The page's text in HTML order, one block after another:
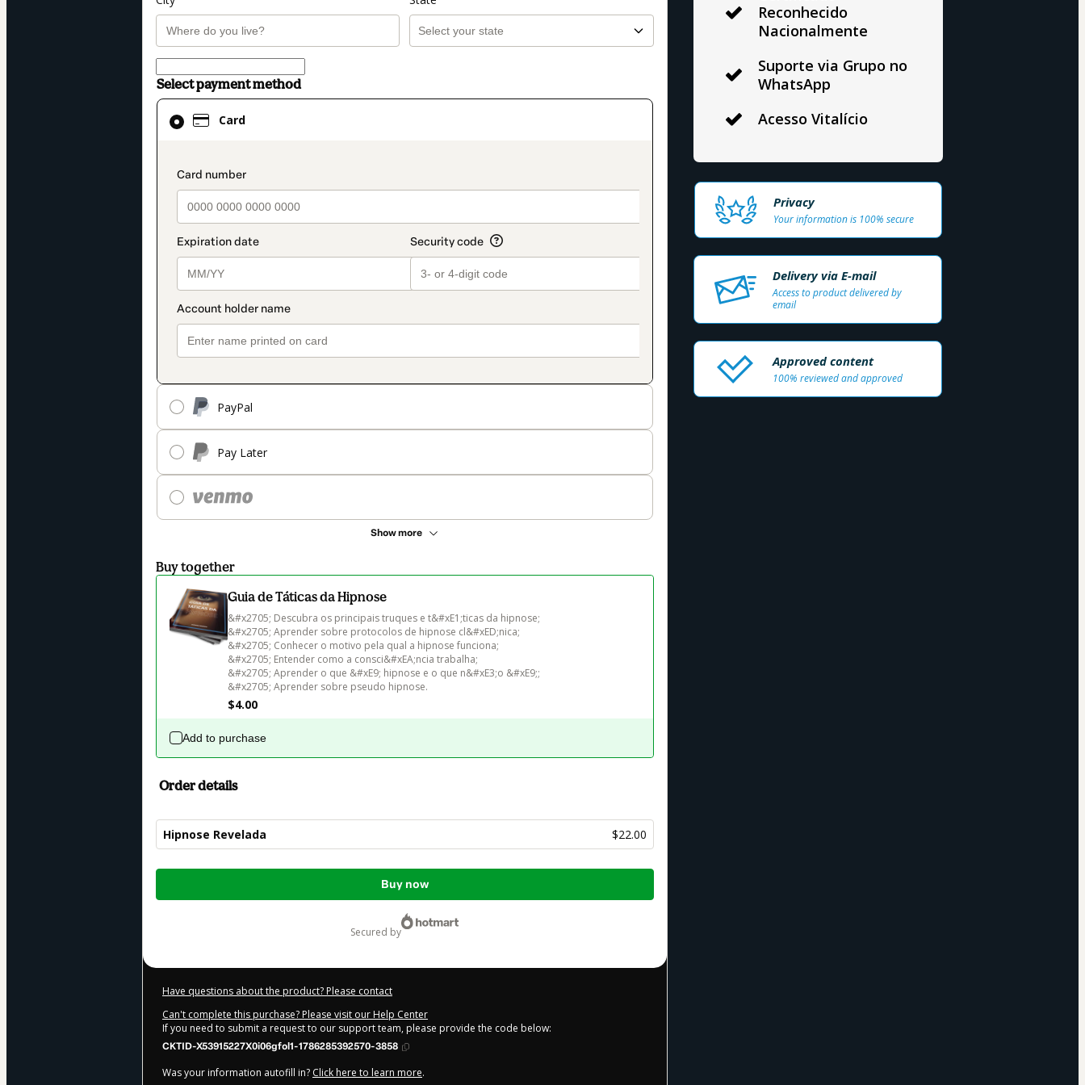
Select payment method
Card
payment_data.section_title_v2
PayPal
Pay Later
Show more
Card
selected
method
Buy together
Guia de Táticas da Hipnose
&#x2705; Descubra os principais truques e t&#xE1;ticas da hipnose;
&#x2705; Aprender sobre protocolos de hipnose cl&#xED;nica;
&#x2705; Conhecer o motivo pela qual a hipnose funciona;
&#x2705; Entender como a consci&#xEA;ncia trabalha;
&#x2705; Aprender o que &#xE9; hipnose e o que n&#xE3;o &#xE9;;
$4.00
Add to purchase
Order details
Hipnose Revelada $22.00
Total
Buy now
secured by
Have questions about the product? Please contact
Can't complete this purchase? Please visit our Help Center
If you need to submit a request to our support team, please provide the code below:
CKTID-X53915227X0i06gfol1-1786285392570-3858
Was your information autofill in? Click here to learn more.
Reconhecido
Nacionalmente
Suporte via Grupo no
WhatsApp
Acesso Vitalício
Privacy
Your information is 100% secure
Delivery via E-mail
Access to product delivered by
email
Approved content
100% reviewed and approved